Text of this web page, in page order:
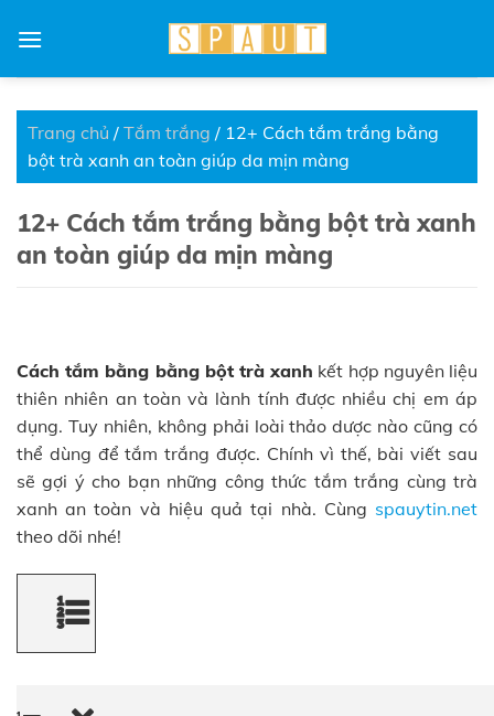
Trang chủ / Tắm trắng / 12+ Cách tắm trắng bằng
bột trà xanh an toàn giúp da mịn màng
12+ Cách tắm trắng bằng bột trà xanh
an toàn giúp da mịn màng
Cách tắm bằng bằng bột trà xanh kết hợp nguyên liệu
thiên nhiên an toàn và lành tính được nhiều chị em áp
dụng. Tuy nhiên, không phải loài thảo dược nào cũng có
thể dùng để tắm trắng được. Chính vì thế, bài viết sau
sẽ gợi ý cho bạn những công thức tắm trắng cùng trà
xanh an toàn và hiệu quả tại nhà. Cùng spauytin.net
theo dõi nhé!